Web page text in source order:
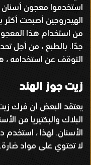
استخدموا معجون أسنان
الهيدروجين أصبحت أكثر
من استخدام هذا
جدًا. بالطبع ، من أجل
التوقف عن استخدامه ،
زيت جوز الهند
يعتقد البعض أن فرك
البلاك والبكتيريا من
الأسنان. لهذا ، استخدم
لا تحتوي على مواد ضارة.